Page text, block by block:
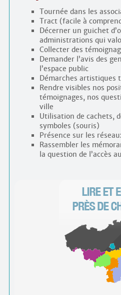
Tournée dans les
Tract (facile à
Décerner un guichet
administrations qui
Collecter des
Demander l’avis des
l’espace public
Démarches
Rendre visibles nos
témoignages, nos
ville
Utilisation de cachets,
symboles (souris)
Présence sur les
Rassembler les
la question de l’accès